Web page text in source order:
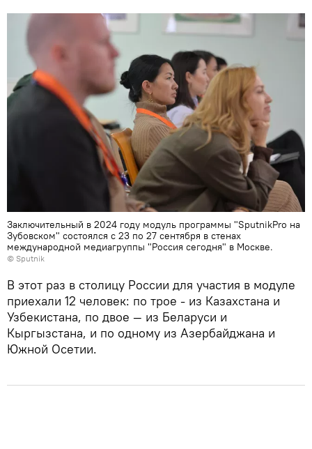
Заключительный в 2024 году модуль программы "SputnikPro на
Зубовском" состоялся с 23 по 27 сентября в стенах
международной медиагруппы "Россия сегодня" в Москве.
© Sputnik
В этот раз в столицу России для участия в модуле
приехали 12 человек: по трое - из Казахстана и
Узбекистана, по двое — из Беларуси и
Кыргызстана, и по одному из Азербайджана и
Южной Осетии.